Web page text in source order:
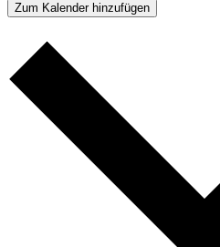
Zum Kalender hinzufügen